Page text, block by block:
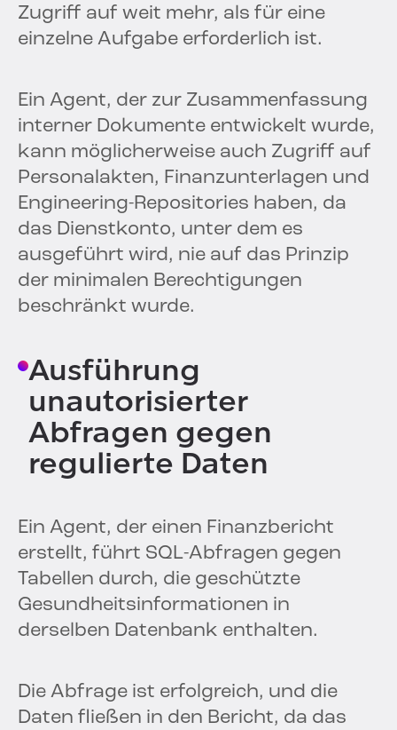
Zugriff auf weit mehr, als für eine
einzelne Aufgabe erforderlich ist.
Ein Agent, der zur Zusammenfassung
interner Dokumente entwickelt wurde,
kann möglicherweise auch Zugriff auf
Personalakten, Finanzunterlagen und
Engineering-Repositories haben, da
das Dienstkonto, unter dem es
ausgeführt wird, nie auf das Prinzip
der minimalen Berechtigungen
beschränkt wurde.
Ausführung
unautorisierter
Abfragen gegen
regulierte Daten
Ein Agent, der einen Finanzbericht
erstellt, führt SQL-Abfragen gegen
Tabellen durch, die geschützte
Gesundheitsinformationen in
derselben Datenbank enthalten.
Die Abfrage ist erfolgreich, und die
Daten fließen in den Bericht, da das